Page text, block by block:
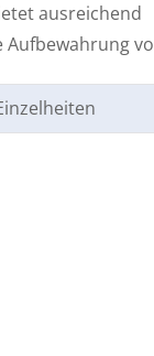
ausreichend
Aufbewahrung